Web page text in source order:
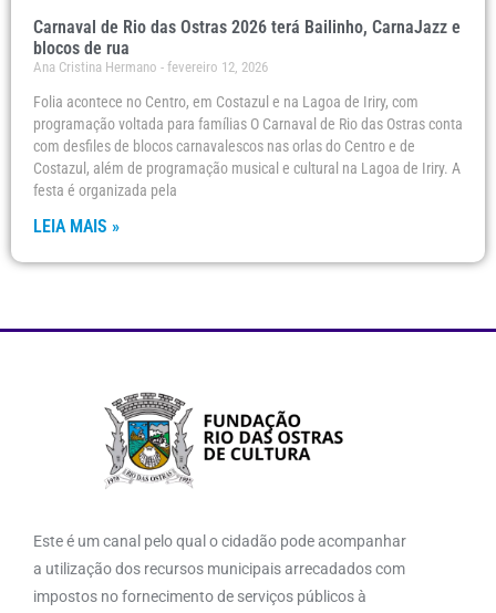
Carnaval de Rio das Ostras 2026 terá Bailinho, CarnaJazz e
blocos de rua
Ana Cristina Hermano fevereiro 12, 2026
Folia acontece no Centro, em Costazul e na Lagoa de Iriry, com
programação voltada para famílias O Carnaval de Rio das Ostras conta
com desfiles de blocos carnavalescos nas orlas do Centro e de
Costazul, além de programação musical e cultural na Lagoa de Iriry. A
festa é organizada pela
LEIA MAIS »
Este é um canal pelo qual o cidadão pode acompanhar
a utilização dos recursos municipais arrecadados com
impostos no fornecimento de serviços públicos à